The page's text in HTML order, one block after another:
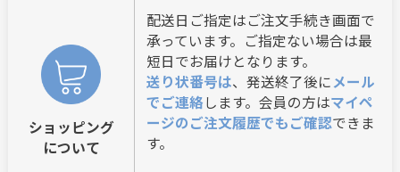
ショッピング
について
配送日ご指定はご注文手続き画面で
承っています。ご指定ない場合は最
短日でお届けとなります。
送り状番号は、発送終了後にメール
でご連絡します。会員の方はマイペ
ージのご注文履歴でもご確認できま
す。